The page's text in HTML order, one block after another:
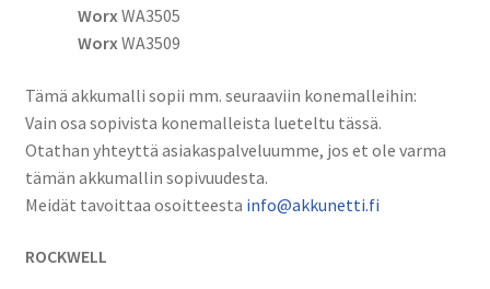
WX382.3,
WX382.4,
WX382.6,
WX382.7,
WX382.M,
WX382.M1,
WX382.M2,
WX521.1,
WorxWA3505
WorxWA3509
Tämä akkumalli sopii mm. seuraaviin konemalleihin:
Vain osa sopivista konemalleista lueteltu tässä.
Otathan yhteyttä asiakaspalveluumme, jos et ole varma
tämän akkumallin sopivuudesta.
Meidät tavoittaa osoitteesta info@akkunetti.fi
ROCKWELL